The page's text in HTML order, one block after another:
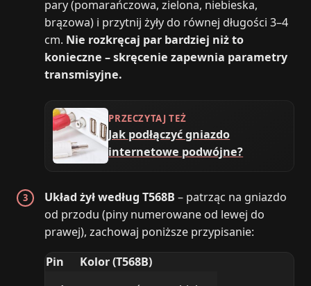
pary (pomarańczowa, zielona, niebieska,
brązowa) i przytnij żyły do równej długości 3–4
cm. Nie rozkręcaj par bardziej niż to
konieczne – skręcenie zapewnia parametry
transmisyjne.
PRZECZYTAJ TEŻ
Jak podłączyć gniazdo
internetowe podwójne?
Układ żył według T568B – patrząc na gniazdo
od przodu (piny numerowane od lewej do
prawej), zachowaj poniższe przypisanie:
Pin
Kolor (T568B)